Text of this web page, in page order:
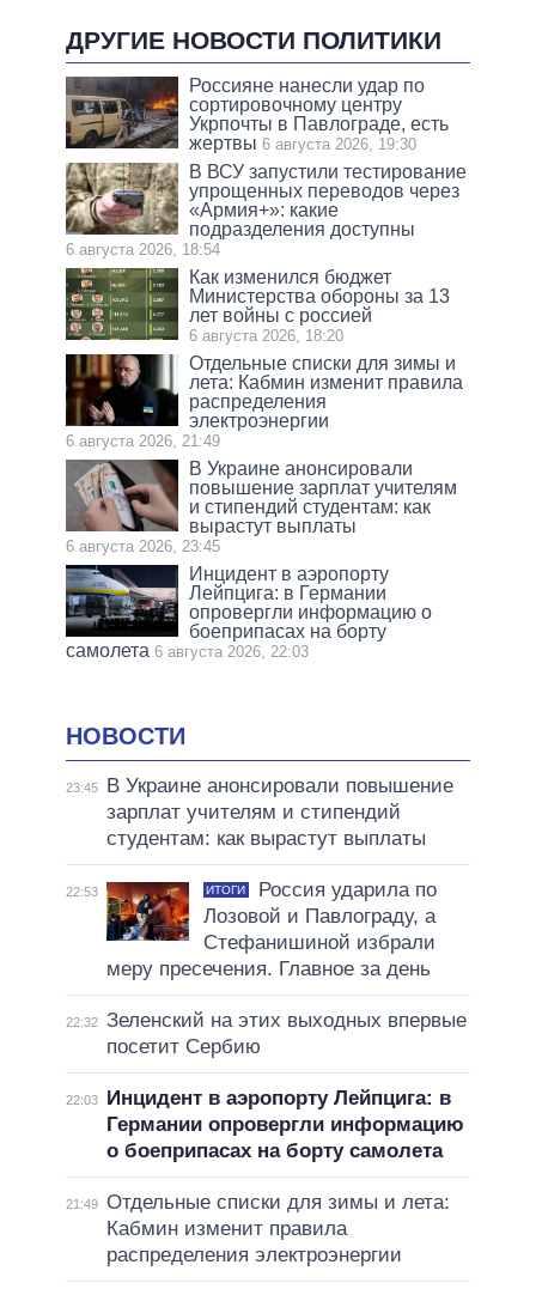
ДРУГИЕ НОВОСТИ ПОЛИТИКИ
Россияне нанесли удар по
сортировочному центру
Укрпочты в Павлограде, есть
жертвы 6 августа 2026, 19:30
В ВСУ запустили тестирование
упрощенных переводов через
«Армия+»: какие
подразделения доступны
6 августа 2026, 18:54
Как изменился бюджет
Министерства обороны за 13
лет войны с россией
6 августа 2026, 18:20
Отдельные списки для зимы и
лета: Кабмин изменит правила
распределения
электроэнергии
6 августа 2026, 21:49
В Украине анонсировали
повышение зарплат учителям
и стипендий студентам: как
вырастут выплаты
6 августа 2026, 23:45
Инцидент в аэропорту
Лейпцига: в Германии
опровергли информацию о
боеприпасах на борту
самолета 6 августа 2026, 22:03
НОВОСТИ
23:45
В Украине анонсировали повышение
зарплат учителям и стипендий
студентам: как вырастут выплаты
22:53 ИТОГИ
Россия ударила по
Лозовой и Павлограду, а
Стефанишиной избрали
меру пресечения. Главное за день
22:32 Зеленский на этих выходных впервые
посетит Сербию
22:03
Инцидент в аэропорту Лейпцига: в
Германии опровергли информацию
о боеприпасах на борту самолета
21:49 Отдельные списки для зимы и лета:
Кабмин изменит правила
распределения электроэнергии